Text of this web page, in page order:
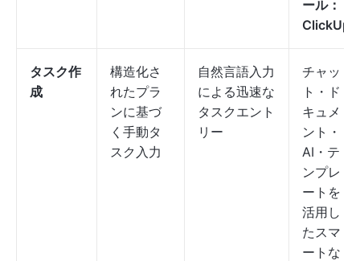
ール：
ClickUp
タスク作
成
構造化さ
れたプラ
ンに基づ
く手動タ
スク入力
自然言語入力
による迅速な
タスクエント
リー
チャッ
ト・ド
キュメ
ント・
AI・テ
ンプレ
ートを
活用し
たスマ
ートな